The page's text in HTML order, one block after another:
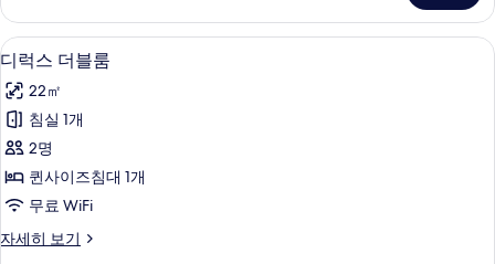
가
사
진
모
두
보
기
블
룸
-
주
차
불
가
자
세
히
보
기
디
럭
스
더
블
룸
진
고급 침구, 노트북 작업 공간, 방음 설비
10
디럭스 더블룸
22㎡
침실 1개
2명
퀸사이즈침대 1개
무료 WiFi
자세히 보기
디